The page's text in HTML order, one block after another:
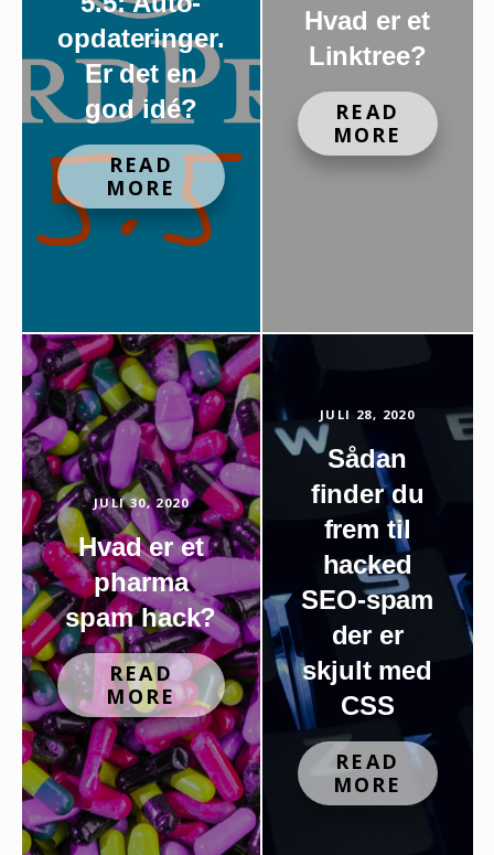
opdateringer.
Er det en
god idé?
READ
MORE
Hvad er et
Linktree?
READ
MORE
JULI 30, 2020
Hvad er et
pharma
spam hack?
READ
MORE
JULI 28, 2020
Sådan
finder du
frem til
hacked
SEO-spam
der er
skjult med
CSS
READ
MORE